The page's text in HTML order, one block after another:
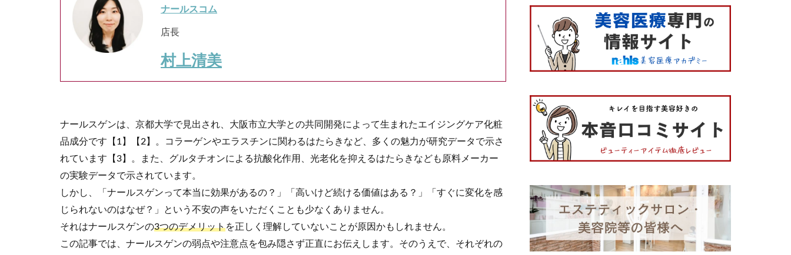
ナールスコム
店長
村上清美
ナールスゲンは、京都大学で見出され、大阪市立大学との共同開発によって生まれたエイジングケア化粧
品成分です【1】【2】。コラーゲンやエラスチンに関わるはたらきなど、多くの魅力が研究データで示さ
れています【3】。また、グルタチオンによる抗酸化作用、光老化を抑えるはたらきなども原料メーカー
の実験データで示されています。
しかし、「ナールスゲンって本当に効果があるの？」「高いけど続ける価値はある？」「すぐに変化を感
じられないのはなぜ？」という不安の声をいただくことも少なくありません。
それはナールスゲンの3つのデメリットを正しく理解していないことが原因かもしれません。
この記事では、ナールスゲンの弱点や注意点を包み隠さず正直にお伝えします。そのうえで、それぞれの